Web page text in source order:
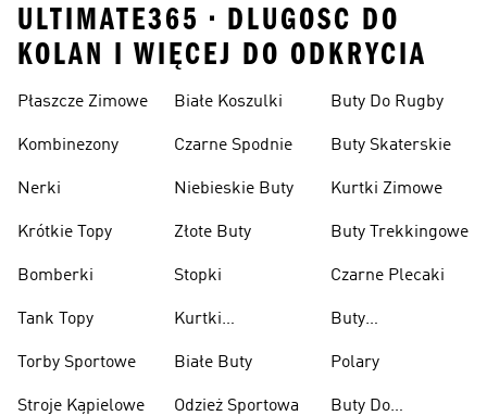
ULTIMATE365 • DLUGOSC DO
KOLAN I WIĘCEJ DO ODKRYCIA
Płaszcze Zimowe
Kombinezony
Nerki
Krótkie Topy
Bomberki
Tank Topy
Torby Sportowe
Stroje Kąpielowe
Białe Koszulki
Czarne Spodnie
Niebieskie Buty
Złote Buty
Stopki
Kurtki
Białe Buty
Odzież Sportowa
Buty Do Rugby
Buty Skaterskie
Kurtki Zimowe
Buty Trekkingowe
Czarne Plecaki
Buty
Polary
Buty Do